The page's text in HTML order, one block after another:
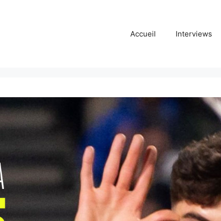
Accueil Interviews